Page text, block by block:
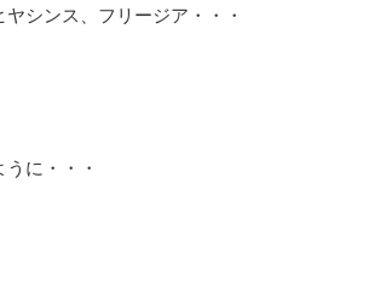
シンス、フリージア・・・
に・・・